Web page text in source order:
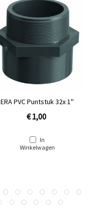
ERA PVC Puntstuk 32x 1''
€ 1,00
In
Winkelwagen